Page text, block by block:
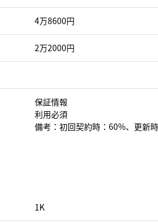
4万8600円
2万2000円
保証情報
利用必須
備考：初回契約時：60%、更新
1K